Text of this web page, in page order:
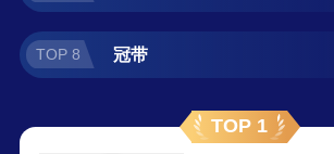
TOP 8 冠带
TOP 1